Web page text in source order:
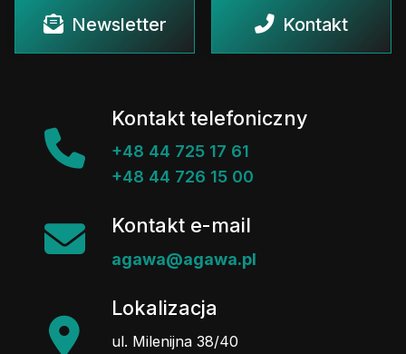
Newsletter Kontakt
Kontakt telefoniczny
+48 44 725 17 61
+48 44 726 15 00
Kontakt e-mail
agawa@agawa.pl
Lokalizacja
ul. Milenijna 38/40